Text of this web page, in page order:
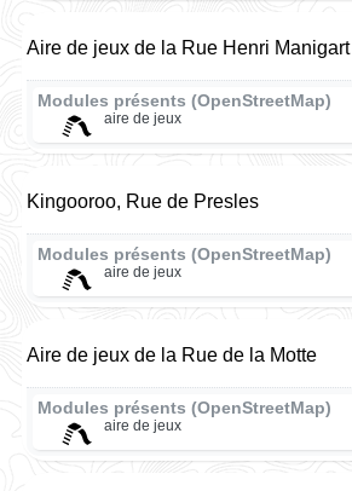
Aire de jeux de la Rue Henri Manigart
Modules présents (OpenStreetMap)
aire de jeux
Kingooroo, Rue de Presles
Modules présents (OpenStreetMap)
aire de jeux
Aire de jeux de la Rue de la Motte
Modules présents (OpenStreetMap)
aire de jeux